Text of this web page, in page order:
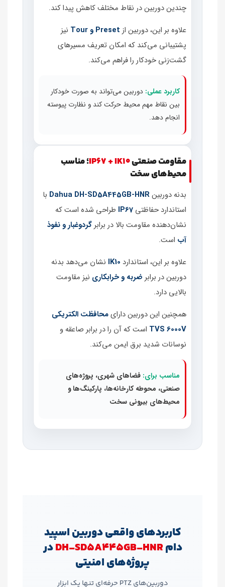
چندین دوربین در نقاط مختلف کاهش پیدا کند.
علاوه بر این، دوربین از Preset و Tour
نیز
پشتیبانی می‌کند که امکان تعریف مسیرهای
گشت‌زنی خودکار را فراهم می‌کند.
کاربرد عملی: دوربین می‌تواند به صورت خودکار
بین نقاط مهم محیط حرکت کند و نظارت پیوسته
انجام دهد.
مقاومت صنعتیIP67 + IK10؛ مناسب
محیط‌های سخت
بدنه دوربینDahua DH‑SD5A445GB‑HNR با
استاندارد حفاظتی IP67 طراحی شده است که
نشان‌دهنده مقاومت بالا در برابرگردوغبار و نفوذ
آب است.
علاوه بر این، استاندارد IK10 نشان می‌دهد بدنه
دوربین در برابر ضربه و خرابکاری نیز مقاومت
بالایی دارد.
همچنین این دوربین دارایمحافظت الکتریکی
TVS 6000V است که آن را در برابر صاعقه و
نوسانات شدید برق ایمن می‌کند.
مناسب برای: فضاهای شهری، پروژه‌های
صنعتی، محوطه کارخانه‌ها، پارکینگ‌ها و
محیط‌های بیرونی سخت
کاربردهای واقعی دوربین اسپید
دامDH‑SD5A445GB‑HNRدر
پروژه‌های امنیتی
دوربین‌های PTZ حرفه‌ای تنها یک ابزار